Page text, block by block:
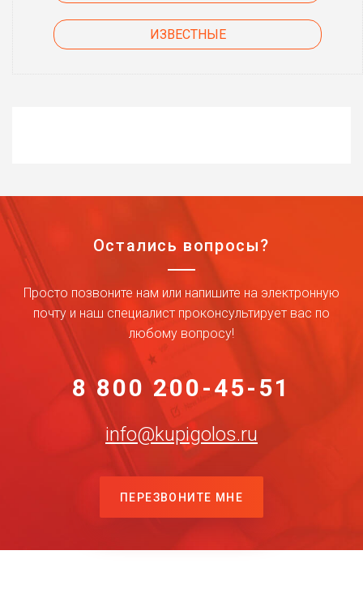
ИЗВЕСТНЫЕ
Остались вопросы?
Просто позвоните нам или напишите на электронную
почту и наш специалист проконсультирует вас по
любому вопросу!
8 800 200-45-51
info@kupigolos.ru
ПЕРЕЗВОНИТЕ МНЕ